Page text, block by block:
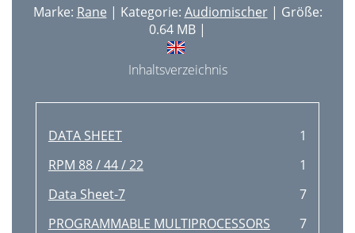
Marke: Rane | Kategorie: Audiomischer| Größe:
0.64 MB |
Inhaltsverzeichnis
DATA SHEET
1
RPM 88 / 44 / 22
1
Data Sheet-7
7
PROGRAMMABLE MULTIPROCESSORS
7